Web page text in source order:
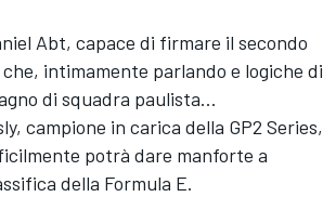
Abt, capace di firmare il secondo
intimamente parlando e logiche di
di squadra paulista...
campione in carica della GP2 Series,
potrà dare manforte a
della Formula E.